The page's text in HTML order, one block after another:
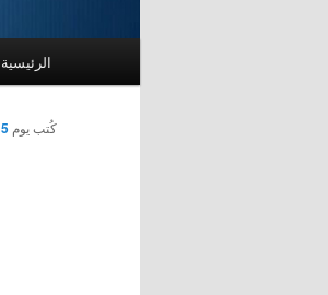
الرئيسية
كُتب يوم 5 مارس 2020